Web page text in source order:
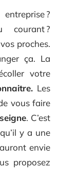
?
?
proches.
ça. La
votre
Les
vous faire
. C’est
y a une
envie
proposez